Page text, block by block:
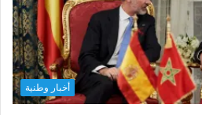
أخبار وطنية